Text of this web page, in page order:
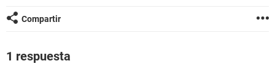
Compartir
1 respuesta